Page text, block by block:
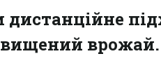
дистанційне
врожай.